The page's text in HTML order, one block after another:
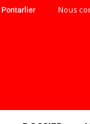
Pontarlier Nous